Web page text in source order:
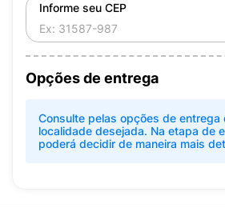
Informe seu CEP
Opções de entrega
Consulte pelas opções de entrega
localidade desejada. Na etapa de
poderá decidir de maneira mais